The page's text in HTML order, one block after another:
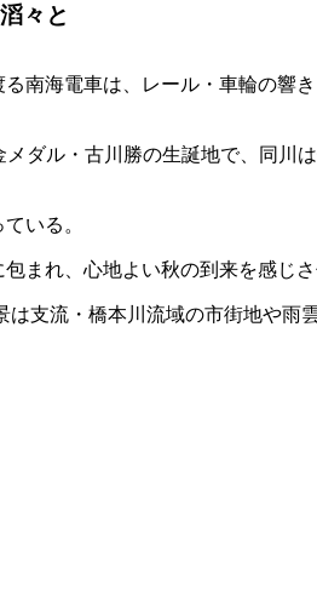
々と
南海電車は、レール・車輪の響
ダル・古川勝の生誕地で、同川
いる。
まれ、心地よい秋の到来を感じさ
支流・橋本川流域の市街地や雨